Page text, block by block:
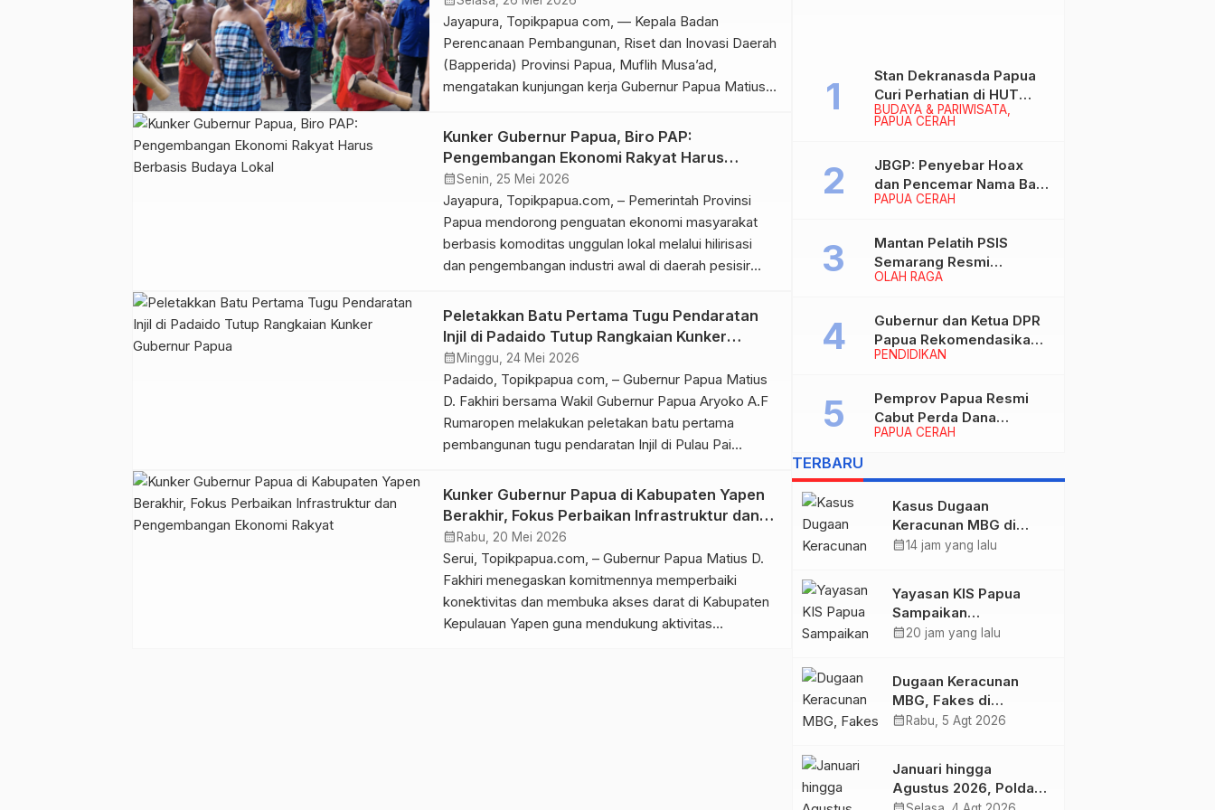
Jayapura, Topikpapua com, — Kepala Badan
Perencanaan Pembangunan, Riset dan Inovasi Daerah
(Bapperida) Provinsi Papua, Muflih Musa’ad,
mengatakan kunjungan kerja Gubernur Papua Matius
menguak banyak persoalan mendasar pembangunan
Papua, mulai dari konektivitas, layanan kesehatan,
hingga tata kelola program Makan Bergizi Gratis
(MBG) yang dinilai belum memberi dampak […]
Kunker Gubernur Papua, Biro PAP:
Pengembangan Ekonomi Rakyat Harus
Berbasis Budaya Lokal
calendar_monthSenin, 25 Mei 2026
Jayapura, Topikpapua.com, – Pemerintah Provinsi
Papua mendorong penguatan ekonomi masyarakat
berbasis komoditas unggulan lokal melalui hilirisasi
dan pengembangan industri awal di daerah pesisir
Pembangunan Setda Provinsi Papua, Dr. Andry,
mengatakan hasil kunjungan kerja Gubernur Papua ke
enam kabupaten menunjukkan masyarakat
sebenarnya telah memiliki potensi ekonomi yang
diwariskan secara turun-temurun. […]
Peletakkan Batu Pertama Tugu Pendaratan
Injil di Padaido Tutup Rangkaian Kunker
Gubernur Papua
calendar_month Minggu, 24 Mei 2026
Padaido, Topikpapua com, – Gubernur Papua Matius
D. Fakhiri bersama Wakil Gubernur Papua Aryoko A.F
Rumaropen melakukan peletakan batu pertama
pembangunan tugu pendaratan Injil di Pulau Pai
Minggu (24/5/2026). Peletakan batu dilakukan untuk
mengenang pendaratan Guru Injil Bernard Madelu
pada 28 Oktober 1928 di wilayah tersebut.
Kedatangan rombongan gubernur […]
Kunker Gubernur Papua di Kabupaten Yapen
Berakhir, Fokus Perbaikan Infrastruktur dan
Pengembangan Ekonomi Rakyat
calendar_month Rabu, 20 Mei 2026
Serui, Topikpapua.com, – Gubernur Papua Matius D.
Fakhiri menegaskan komitmennya memperbaiki
konektivitas dan membuka akses darat di Kabupaten
Kepulauan Yapen guna mendukung aktivitas
BUDAYA & PARIWISATA
PAPUA CERAH
Stan Dekranasda Papua
Curi Perhatian di HUT
Dekranas 2026, Ibu
PAPUA CERAH
JBGP: Penyebar Hoax
dan Pencemar Nama Baik
Gubernur Papua Siap
Hukum!
OLAH RAGA
Mantan Pelatih PSIS
Semarang Resmi
Nakhodahi Persipura
PENDIDIKAN
Gubernur dan Ketua DPR
Papua Rekomendasikan
Ade Yamin Jabat Rektor
periode 2026–2030
PAPUA CERAH
Pemprov Papua Resmi
Cabut Perda Dana
Cadangan, Dialihkan
Pembangunan dan
TERBARU
Kasus Dugaan
Keracunan MBG di
Kabupaten Jayapura,
calendar_month14 jam yang lalu
Yayasan KIS Papua
Sampaikan
Permohonan Maaf dan
Keracunan MBG di
Depapre
calendar_month20 jam yang lalu
Dugaan Keracunan
MBG, Fakes di
Kabupaten Jayapura
calendar_month Rabu, 5 Agt 2026
Januari hingga
Agustus 2026, Polda